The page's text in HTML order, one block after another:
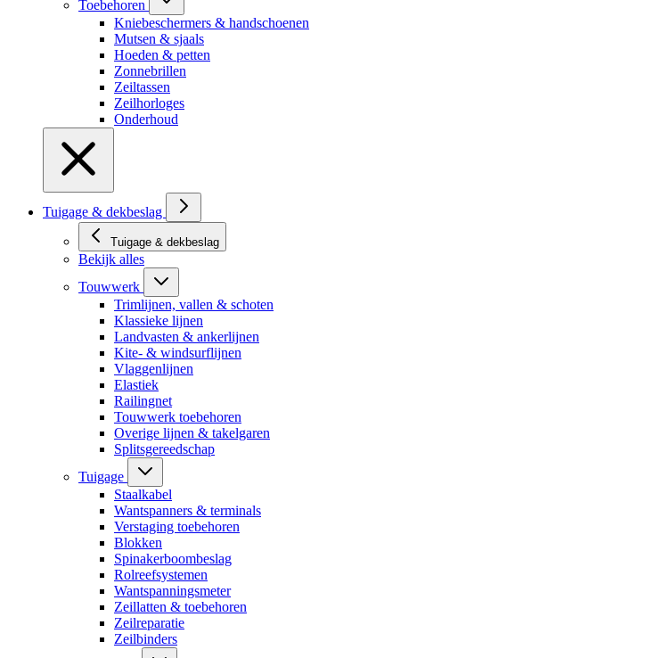
Toebehoren
Kniebeschermers & handschoenen
Mutsen & sjaals
Hoeden & petten
Zonnebrillen
Zeiltassen
Zeilhorloges
Onderhoud
Tuigage & dekbeslag
Tuigage & dekbeslag
Bekijk alles
Touwwerk
Trimlijnen, vallen & schoten
Klassieke lijnen
Landvasten & ankerlijnen
Kite- & windsurflijnen
Vlaggenlijnen
Elastiek
Railingnet
Touwwerk toebehoren
Overige lijnen & takelgaren
Splitsgereedschap
Tuigage
Staalkabel
Wantspanners & terminals
Verstaging toebehoren
Blokken
Spinakerboombeslag
Rolreefsystemen
Wantspanningsmeter
Zeillatten & toebehoren
Zeilreparatie
Zeilbinders